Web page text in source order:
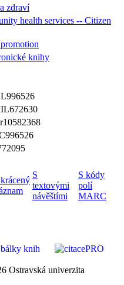
zdraví
health services -- Citizen
knihy
S
textovými
návěštími
S kódy
polí
MARC
Ostravská univerzita